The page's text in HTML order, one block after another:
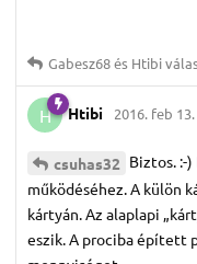
Gabesz68és Htibi
H Htibi 2016. feb 13.
csuhas32 Biztos. :-)
működéséhez. A külön
kártyán. Az alaplapi
eszik. A prociba épített